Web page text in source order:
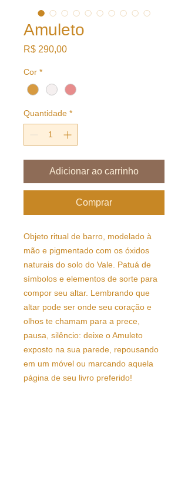
Amuleto
R$ 290,00Preço
Cor *
Quantidade *
Adicionar ao carrinho
Comprar
Objeto ritual de barro, modelado à
mão e pigmentado com os óxidos
naturais do solo do Vale. Patuá de
símbolos e elementos de sorte para
compor seu altar. Lembrando que
altar pode ser onde seu coração e
olhos te chamam para a prece,
pausa, silêncio: deixe o Amuleto
exposto na sua parede, repousando
em um móvel ou marcando aquela
página de seu livro preferido!